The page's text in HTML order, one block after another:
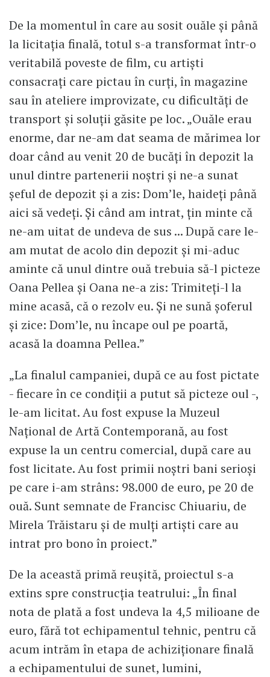
De la momentul în care au sosit ouăle și până
la licitația finală, totul s-a transformat într-o
veritabilă poveste de film, cu artiști
consacrați care pictau în curți, în magazine
sau în ateliere improvizate, cu dificultăți de
transport și soluții găsite pe loc. „Ouăle erau
enorme, dar ne-am dat seama de mărimea lor
doar când au venit 20 de bucăți în depozit la
unul dintre partenerii noștri și ne-a sunat
șeful de depozit și a zis: Dom’le, haideți până
aici să vedeți. Și când am intrat, țin minte că
ne-am uitat de undeva de sus ... După care le-
am mutat de acolo din depozit și mi-aduc
aminte că unul dintre ouă trebuia să-l picteze
Oana Pellea și Oana ne-a zis: Trimiteți-l la
mine acasă, că o rezolv eu. Și ne sună șoferul
și zice: Dom’le, nu încape oul pe poartă,
acasă la doamna Pellea.”
„La finalul campaniei, după ce au fost pictate
- fiecare în ce condiții a putut să picteze oul -,
le-am licitat. Au fost expuse la Muzeul
Național de Artă Contemporană, au fost
expuse la un centru comercial, după care au
fost licitate. Au fost primii noștri bani serioși
pe care i-am strâns: 98.000 de euro, pe 20 de
ouă. Sunt semnate de Francisc Chiuariu, de
Mirela Trăistaru și de mulți artiști care au
intrat pro bono în proiect.”
De la această primă reușită, proiectul s-a
extins spre construcția teatrului: „În final
nota de plată a fost undeva la 4,5 milioane de
euro, fără tot echipamentul tehnic, pentru că
acum intrăm în etapa de achiziționare finală
a echipamentului de sunet, lumini,